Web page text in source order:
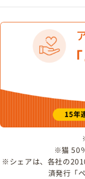
※猫 50
※シェアは、各社の
済発行「